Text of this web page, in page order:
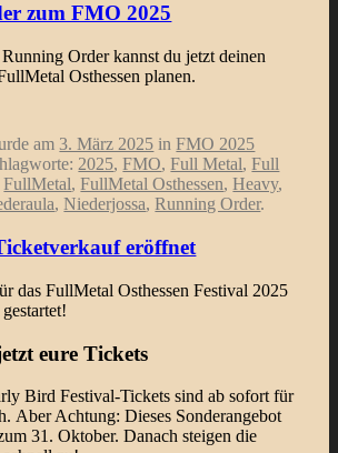
zum FMO 2025
Order kannst du jetzt deinen
Osthessen planen.
am3. März 2025 inFMO 2025
2025,FMO,Full Metal,Full
FullMetal,FullMetal Osthessen,Heavy,
,Niederjossa,Running Order.
eröffnet
das FullMetal Osthessen Festival 2025
eure Tickets
Bird Festival-Tickets sind ab sofort für
Aber Achtung: Dieses Sonderangebot
31. Oktober. Danach steigen die